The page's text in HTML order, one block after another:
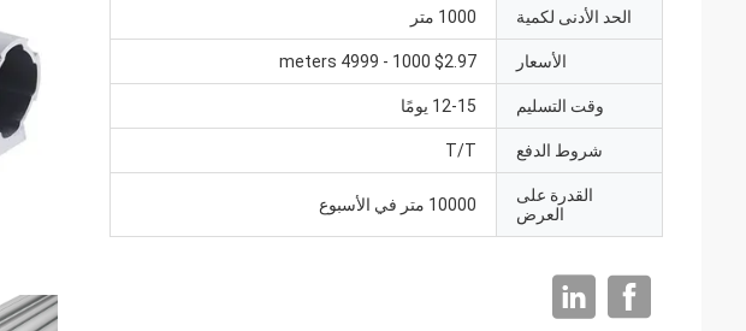
الحد الأدنى لكمية 1000 متر
الأسعار $2.97 1000 - 4999 meters
وقت التسليم 12-15 يومًا
شروط الدفع T/T
القدرة على
العرض
10000 متر في الأسبوع